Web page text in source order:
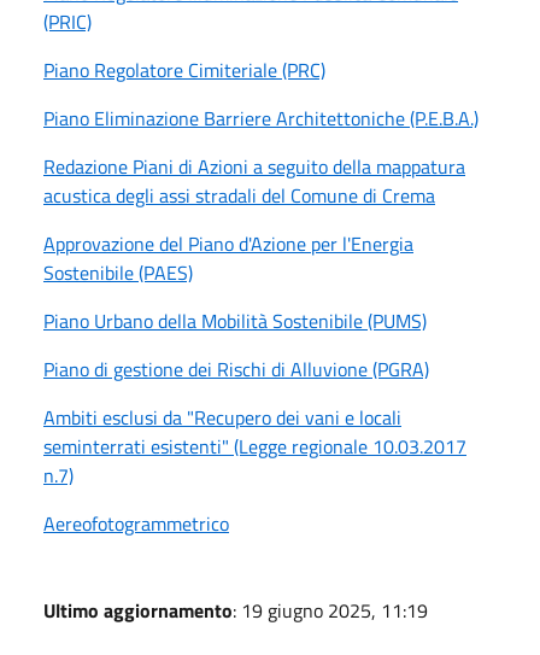
(PRIC)
Piano Regolatore Cimiteriale (PRC)
Piano Eliminazione Barriere Architettoniche (P.E.B.A.)
Redazione Piani di Azioni a seguito della mappatura
acustica degli assi stradali del Comune di Crema
Approvazione del Piano d'Azione per l'Energia
Sostenibile (PAES)
Piano Urbano della Mobilità Sostenibile (PUMS)
Piano di gestione dei Rischi di Alluvione (PGRA)
Ambiti esclusi da "Recupero dei vani e locali
seminterrati esistenti" (Legge regionale 10.03.2017
n.7)
Aereofotogrammetrico
Ultimo aggiornamento: 19 giugno 2025, 11:19